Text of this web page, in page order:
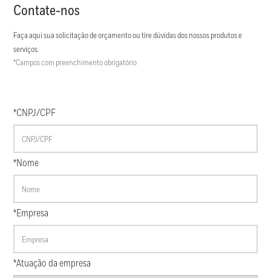
Contate-nos
Faça aqui sua solicitação de orçamento ou tire dúvidas dos nossos produtos e
serviços.
*Campos com preenchimento obrigatório
*CNPJ/CPF
*Nome
*Empresa
*Atuação da empresa